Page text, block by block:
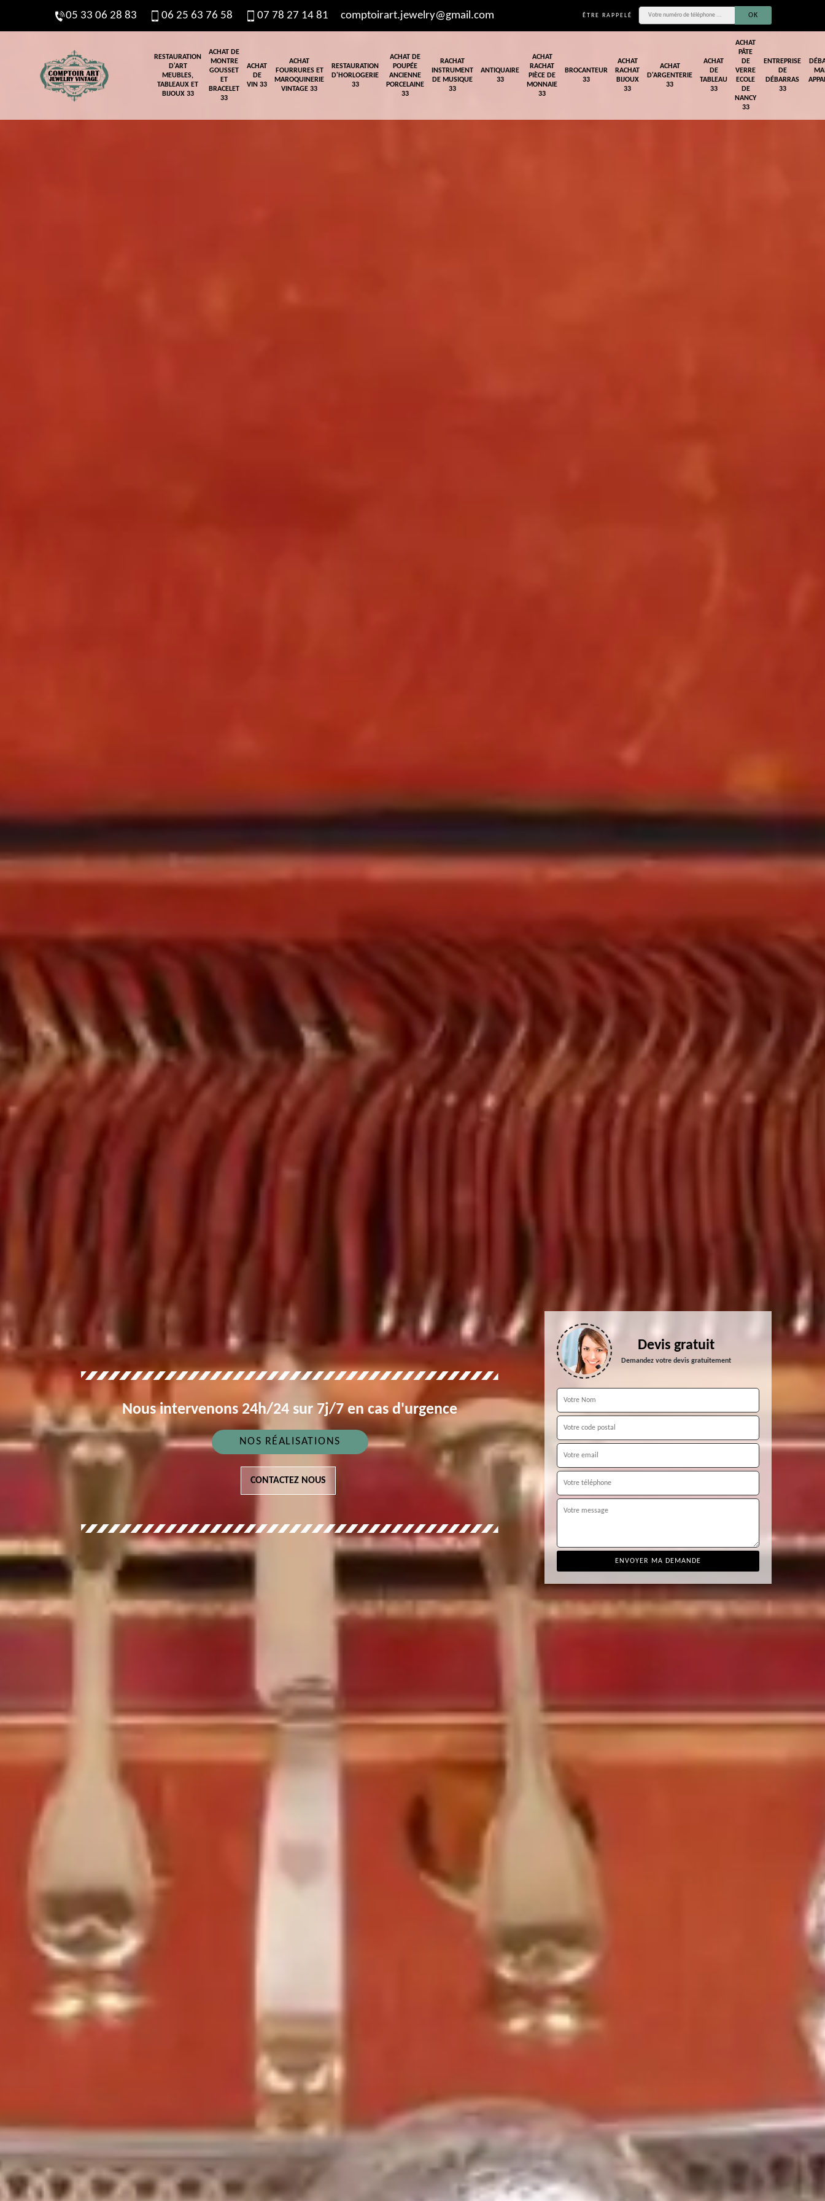
05 33 06 28 83 06 25 63 76 58 07 78 27 14 81 comptoirart.jewelry@gmail.com ÊTRE RAPPELÉ
RESTAURATION
D'ART
MEUBLES,
TABLEAUX ET
BIJOUX 33
ACHAT DE
MONTRE
GOUSSET
ET
BRACELET
33
ACHAT
DE
VIN 33
ACHAT
FOURRURES ET
MAROQUINERIE
VINTAGE 33
RESTAURATION
D'HORLOGERIE
33
ACHAT DE
POUPÉE
ANCIENNE
PORCELAINE
33
RACHAT
INSTRUMENT
DE MUSIQUE
33
ANTIQUAIRE
33
ACHAT
RACHAT
PIÈCE DE
MONNAIE
33
BROCANTEUR
33
ACHAT
RACHAT
BIJOUX
33
ACHAT
D'ARGENTERIE
33
ACHAT
DE
TABLEAU
33
ACHAT
PÂTE
DE
VERRE
ECOLE
DE
NANCY
33
ENTREPRISE
DE
DÉBARRAS
33
Nous intervenons 24h/24 sur 7j/7 en cas d'urgence
NOS RÉALISATIONS
CONTACTEZ NOUS
Devis gratuit
Demandez votre devis gratuitement